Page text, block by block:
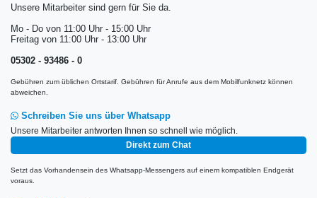
Unsere Mitarbeiter sind gern für Sie da.
Mo - Do von 11:00 Uhr - 15:00 Uhr
Freitag von 11:00 Uhr - 13:00 Uhr
05302 - 93486 - 0
Gebühren zum üblichen Ortstarif. Gebühren für Anrufe aus dem Mobilfunknetz können
abweichen.
Schreiben Sie uns über Whatsapp
Unsere Mitarbeiter antworten Ihnen so schnell wie möglich.
Direkt zum Chat
Setzt das Vorhandensein des Whatsapp-Messengers auf einem kompatiblen Endgerät
voraus.